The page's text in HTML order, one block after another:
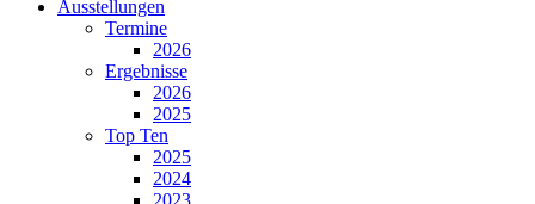
Ausstellungen
Termine
2026
Ergebnisse
2026
2025
Top Ten
2025
2024
2023